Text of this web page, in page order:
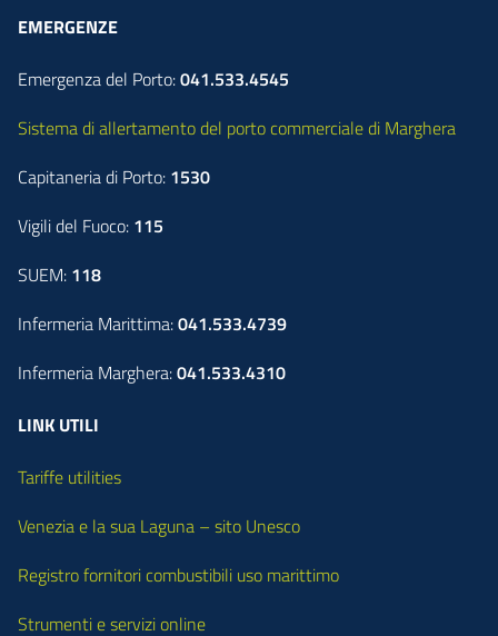
EMERGENZE
Emergenza del Porto:041.533.4545
Sistema di allertamento del porto commerciale di Marghera
Capitaneria di Porto: 1530
Vigili del Fuoco: 115
SUEM: 118
Infermeria Marittima:041.533.4739
Infermeria Marghera:041.533.4310
LINK UTILI
Tariffe utilities
Venezia e la sua Laguna – sito Unesco
Registro fornitori combustibili uso marittimo
Strumenti e servizi online